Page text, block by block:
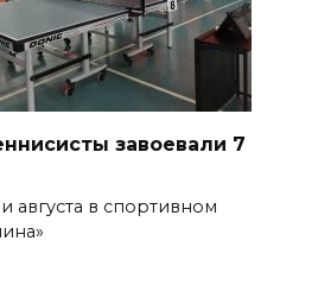
завоевали 7
августа в спортивном